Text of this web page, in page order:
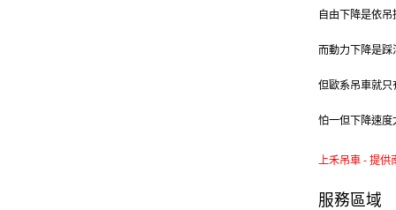
自由下降是依
而動力下降是
但歐系吊車就只
怕一但下降速度
上禾吊車 - 提供
服務區域